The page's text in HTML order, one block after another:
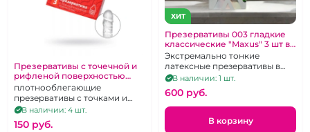
Презервативы с точечной и
рифленой поверхностью
"Luxe" Royal Extreme 3 шт
плотнооблегающие
презервативы с точками и
ребрами
В наличии: 4 шт.
150 pуб.
ХИТ
Презервативы 003 гладкие
классические "Maxus" 3 шт в
зеленом металлическом
кейсе
Экстремально тонкие
латексные презервативы в
железном кейсе. 3 шт.
В наличии: 1 шт.
600 pуб.
В корзину